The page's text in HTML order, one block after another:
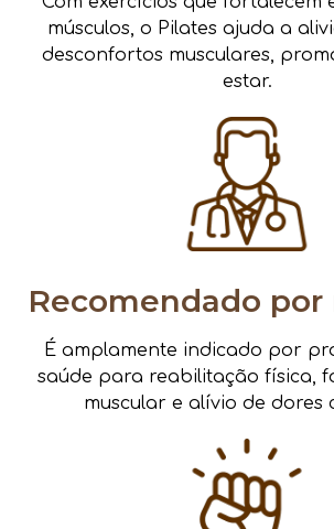
músculos, o Pilates ajuda a
desconfortos musculares,
estar.
Recomendado por
É amplamente indicado por
saúde para reabilitação física,
muscular e alívio de dores